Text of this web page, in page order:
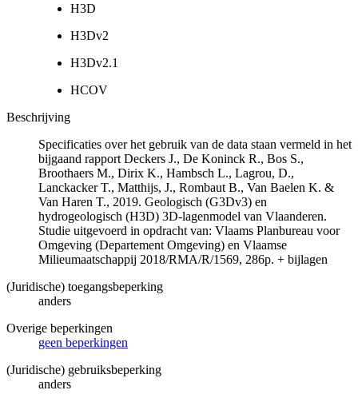
H3D
H3Dv2
H3Dv2.1
HCOV
Beschrijving
Specificaties over het gebruik van de data staan vermeld in het
bijgaand rapport Deckers J., De Koninck R., Bos S.,
Broothaers M., Dirix K., Hambsch L., Lagrou, D.,
Lanckacker T., Matthijs, J., Rombaut B., Van Baelen K. &
Van Haren T., 2019. Geologisch (G3Dv3) en
hydrogeologisch (H3D) 3D-lagenmodel van Vlaanderen.
Studie uitgevoerd in opdracht van: Vlaams Planbureau voor
Omgeving (Departement Omgeving) en Vlaamse
Milieumaatschappij 2018/RMA/R/1569, 286p. + bijlagen
(Juridische) toegangsbeperking
anders
Overige beperkingen
geen beperkingen
(Juridische) gebruiksbeperking
anders